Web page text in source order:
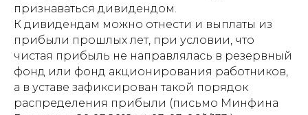
признаваться дивидендом.
К дивидендам можно отнести и выплаты из
прибыли прошлых лет, при условии, что
чистая прибыль не направлялась в резервный
фонд или фонд акционирования работников,
а в уставе зафиксирован такой порядок
распределения прибыли (письмо Минфина